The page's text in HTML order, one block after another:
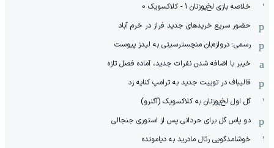
خلاصه بازی لخ‌پوزنان 1 - کلاکسویک 0
حضور سریع خریدهای جدید فراز در خرم آباد
رسمی: دروازه‌بان منچسترسیتی به لیدز پیوست
خیبر با اضافه شدن نفرات جدید، آماده فصل تازه
قالیباف در توییت جدید به ترامپ کنایه زد
گل اول لخ‌پوزنان به کلاکسویک (آگنرو)
دو پاس گل برای حردانی پس از استوری جنجالی
خوشامدگویی رئال مادرید به دیامونده